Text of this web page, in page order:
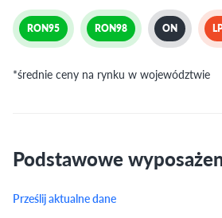
RON95 RON98 ON
*średnie ceny na rynku w województwie
Podstawowe
Prześlij aktualne dane